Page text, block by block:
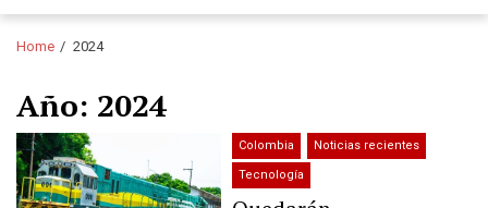
Home 2024
Año: 2024
Colombia Noticias recientes
Tecnología